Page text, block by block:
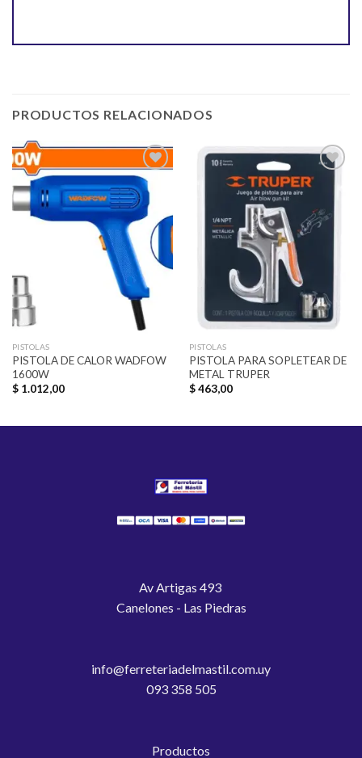
PRODUCTOS RELACIONADOS
Añadir
a la
lista de
deseos
PISTOLAS
PISTOLA DE CALOR WADFOW
1600W
$1.012,00
Añadir
a la
lista de
PISTOLAS
PISTOLA PARA SOPLETEAR DE
METAL TRUPER
$463,00
Av Artigas 493
Canelones - Las Piedras
info@ferreteriadelmastil.com.uy
093 358 505
Productos